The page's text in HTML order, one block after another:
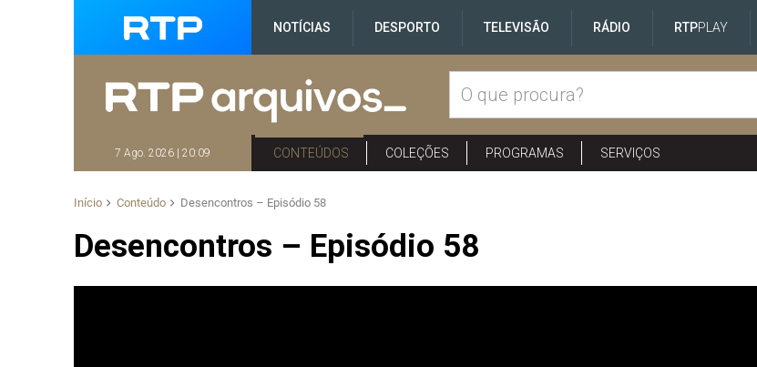
NOTÍCIAS DESPORTO TELEVISÃO RÁDIO RTPPLAY
7 Ago. 2026 | 20:09 CONTEÚDOS COLEÇÕES PROGRAMAS SERVIÇOS
Início Conteúdo Desencontros – Episódio 58
Desencontros – Episódio 58